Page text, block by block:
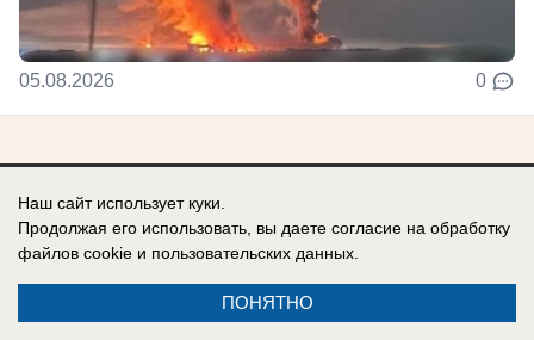
05.08.2026 0
Реклама на сайте
Вакансии
О компании
Информация
Наш сайт использует куки.
Продолжая его использовать, вы даете согласие на обработку
файлов cookie и пользовательских данных.
ПОНЯТНО